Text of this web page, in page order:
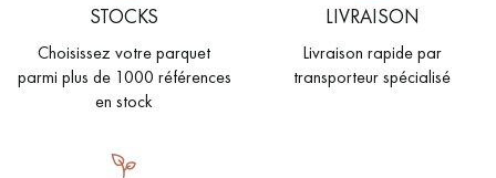
STOCKS
Choisissez votre parquet
parmi plus de 1000 références
en stock
LIVRAISON
Livraison rapide par
transporteur spécialisé